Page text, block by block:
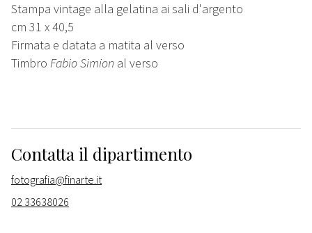
Stampa vintage alla gelatina ai sali d'argento
cm 31 x 40,5
Firmata e datata a matita al verso
Timbro Fabio Simion al verso
Contatta il dipartimento
fotografia@finarte.it
02 33638026